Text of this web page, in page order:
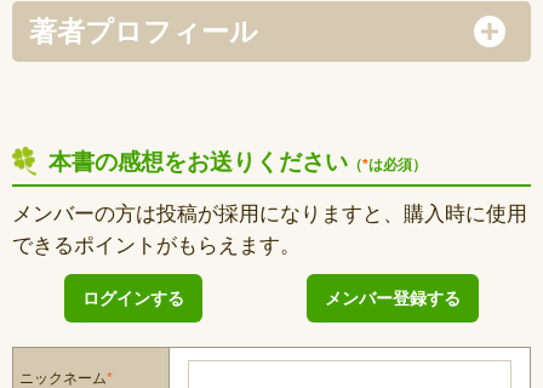
著者プロフィール
本書の感想をお送りください （*は必須）
メンバーの方は投稿が採用になりますと、購入時に使用
できるポイントがもらえます。
ログインする メンバー登録する
ニックネーム*